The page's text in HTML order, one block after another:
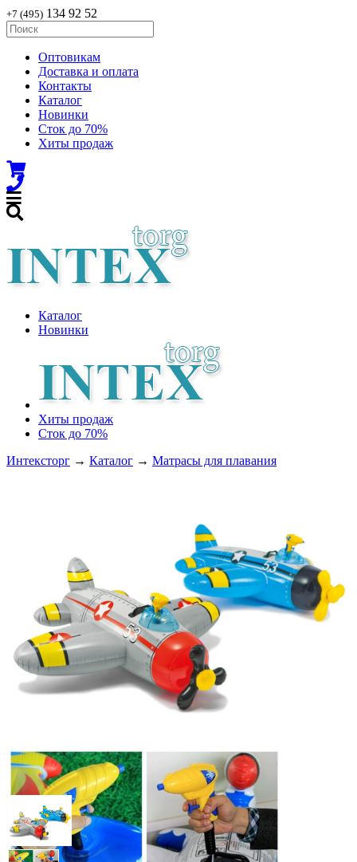
+7 (495) 134 92 52
Оптовикам
Доставка и оплата
Контакты
Каталог
Новинки
Сток до 70%
Хиты продаж
Каталог
Новинки
Хиты продаж
Сток до 70%
Интексторг → Каталог → Матрасы для плавания